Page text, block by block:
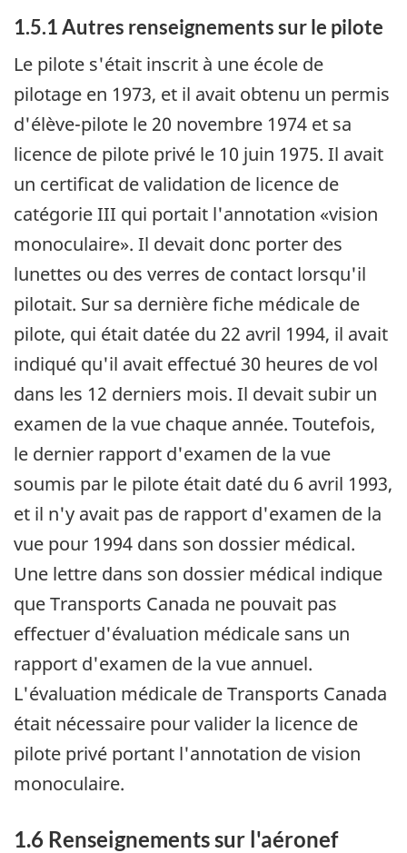
1.5.1 Autres renseignements sur le pilote
Le pilote s'était inscrit à une école de
pilotage en 1973, et il avait obtenu un permis
d'élève-pilote le 20 novembre 1974 et sa
licence de pilote privé le 10 juin 1975. Il avait
un certificat de validation de licence de
catégorie III qui portait l'annotation «vision
monoculaire». Il devait donc porter des
lunettes ou des verres de contact lorsqu'il
pilotait. Sur sa dernière fiche médicale de
pilote, qui était datée du 22 avril 1994, il avait
indiqué qu'il avait effectué 30 heures de vol
dans les 12 derniers mois. Il devait subir un
examen de la vue chaque année. Toutefois,
le dernier rapport d'examen de la vue
soumis par le pilote était daté du 6 avril 1993,
et il n'y avait pas de rapport d'examen de la
vue pour 1994 dans son dossier médical.
Une lettre dans son dossier médical indique
que Transports Canada ne pouvait pas
effectuer d'évaluation médicale sans un
rapport d'examen de la vue annuel.
L'évaluation médicale de Transports Canada
était nécessaire pour valider la licence de
pilote privé portant l'annotation de vision
monoculaire.
1.6 Renseignements sur l'aéronef